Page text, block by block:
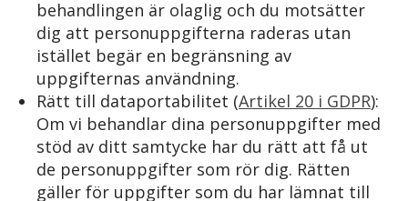
behandlingen är olaglig och du motsätter
dig att personuppgifterna raderas utan
istället begär en begränsning av
uppgifternas användning.
Rätt till dataportabilitet (Artikel 20 i GDPR):
Om vi behandlar dina personuppgifter med
stöd av ditt samtycke har du rätt att få ut
de personuppgifter som rör dig. Rätten
gäller för uppgifter som du har lämnat till